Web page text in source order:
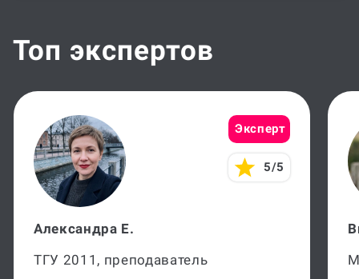
Топ экспертов
Эксперт
5/5
Александра Е.
ТГУ 2011, преподаватель